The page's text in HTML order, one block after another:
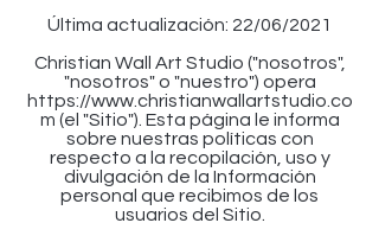
Última actualización: 22/06/2021
Christian Wall Art Studio ("nosotros",
"nosotros" o "nuestro") opera
https://www.christianwallartstudio.co
m (el "Sitio"). Esta página le informa
sobre nuestras políticas con
respecto a la recopilación, uso y
divulgación de la Información
personal que recibimos de los
usuarios del Sitio.